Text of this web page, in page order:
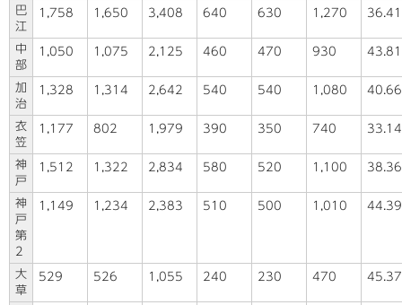
巴
江
1,758 1,650 3,408 640 630 1,270 36.41
中
部
1,050 1,075 2,125 460 470 930 43.81
加
治
1,328 1,314 2,642 540 540 1,080 40.66
衣
笠
1,177 802 1,979 390 350 740 33.14
神
戸
1,512 1,322 2,834 580 520 1,100 38.36
神
戸
第
2
1,149 1,234 2,383 510 500 1,010 44.39
大
草
529 526 1,055 240 230 470 45.37